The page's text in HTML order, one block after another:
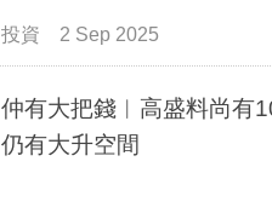
投資 2 Sep 2025
仲有大把錢︳高盛料尚有
仍有大升空間